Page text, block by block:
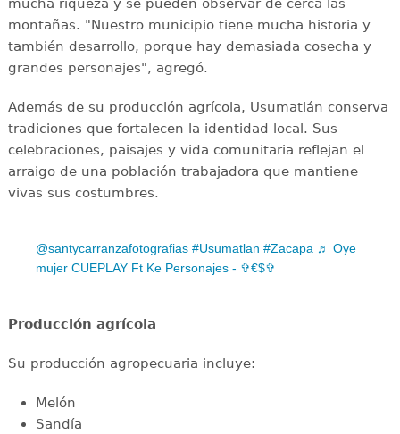
mucha riqueza y se pueden observar de cerca las
montañas. "Nuestro municipio tiene mucha historia y
también desarrollo, porque hay demasiada cosecha y
grandes personajes", agregó.
Además de su producción agrícola, Usumatlán conserva
tradiciones que fortalecen la identidad local. Sus
celebraciones, paisajes y vida comunitaria reflejan el
arraigo de una población trabajadora que mantiene
vivas sus costumbres.
@santycarranzafotografias #Usumatlan #Zacapa ♬ Oye
mujer CUEPLAY Ft Ke Personajes - ✞€$✞
Producción agrícola
Su producción agropecuaria incluye:
Melón
Sandía